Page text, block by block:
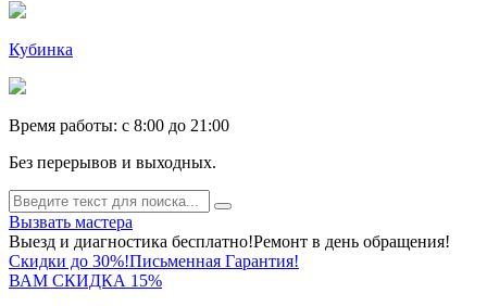
Кубинка
Время работы: c 8:00 до 21:00
Без перерывов и выходных.
Вызвать мастера
Выезд и диагностика бесплатно!Ремонт в день обращения!
Скидки до 30%!Письменная Гарантия!
ВАМ СКИДКА 15%